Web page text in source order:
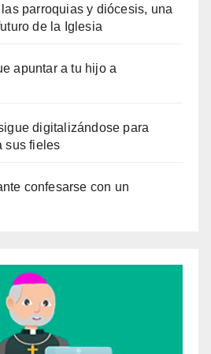
parroquias y diócesis, una
de la Iglesia
apuntar a tu hijo a
digitalizándose para
sus fieles
confesarse con un